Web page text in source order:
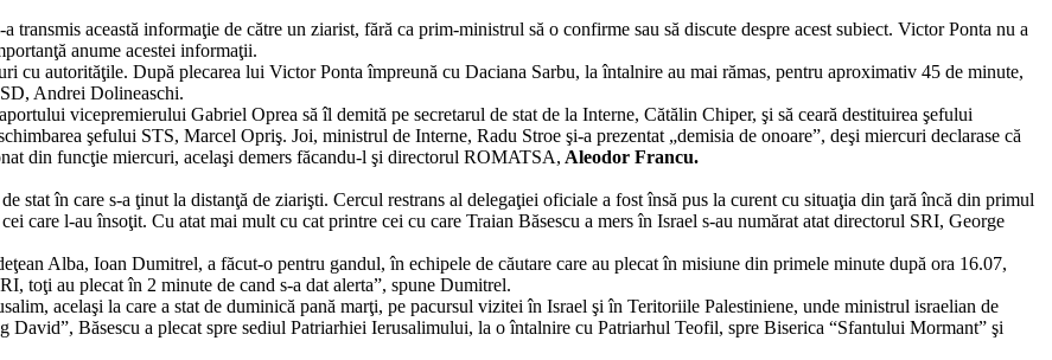
această informaţie de către un ziarist, fără ca prim-ministrul să o confirme sau să discute despre acest subiect. Victor Ponta nu a
anume acestei informaţii.
cu autorităţile. După plecarea lui Victor Ponta împreună cu Daciana Sarbu, la întalnire au mai rămas, pentru aproximativ 45 de minute,
Andrei Dolineaschi.
vicepremierului Gabriel Oprea să îl demită pe secretarul de stat de la Interne, Cătălin Chiper, şi să ceară destituirea şefului
şefului STS, Marcel Opriş. Joi, ministrul de Interne, Radu Stroe şi-a prezentat „demisia de onoare”, deşi miercuri declarase că
din funcţie miercuri, acelaşi demers făcandu-l şi directorul ROMATSA, Aleodor Francu.
stat în care s-a ţinut la distanţă de ziarişti. Cercul restrans al delegaţiei oficiale a fost însă pus la curent cu situaţia din ţară încă din primul
care l-au însoţit. Cu atat mai mult cu cat printre cei cu care Traian Băsescu a mers în Israel s-au numărat atat directorul SRI, George
Alba, Ioan Dumitrel, a făcut-o pentru gandul, în echipele de căutare care au plecat în misiune din primele minute după ora 16.07,
toţi au plecat în 2 minute de cand s-a dat alerta”, spune Dumitrel.
acelaşi la care a stat de duminică pană marţi, pe pacursul vizitei în Israel şi în Teritoriile Palestiniene, unde ministrul israelian de
Băsescu a plecat spre sediul Patriarhiei Ierusalimului, la o întalnire cu Patriarhul Teofil, spre Biserica “Sfantului Mormant” şi